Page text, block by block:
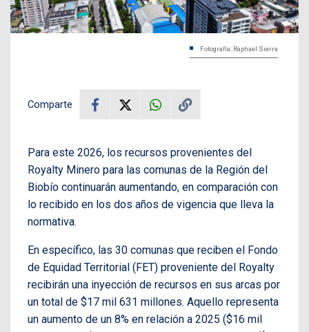
Fotografía: Raphael Sierra
Comparte
Para este 2026, los recursos provenientes del
Royalty Minero para las comunas de la Región del
Biobío continuarán aumentando, en comparación con
lo recibido en los dos años de vigencia que lleva la
normativa.
En específico, las 30 comunas que reciben el Fondo
de Equidad Territorial (FET) proveniente del Royalty
recibirán una inyección de recursos en sus arcas por
un total de $17 mil 631 millones. Aquello representa
un aumento de un 8% en relación a 2025 ($16 mil